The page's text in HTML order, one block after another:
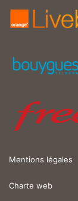
Mentions légales
Charte web